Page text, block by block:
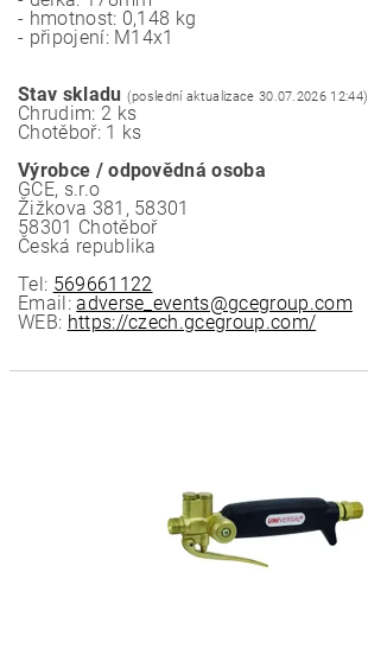
- hmotnost: 0,148 kg
- připojení: M14x1
Stav skladu (poslední aktualizace 30.07.2026 12:44)
Chrudim: 2 ks
Chotěboř: 1 ks
Výrobce / odpovědná osoba
GCE, s.r.o
Žižkova 381, 58301
58301 Chotěboř
Česká republika
Tel: 569661122
Email:adverse_events@gcegroup.com
WEB: https://czech.gcegroup.com/